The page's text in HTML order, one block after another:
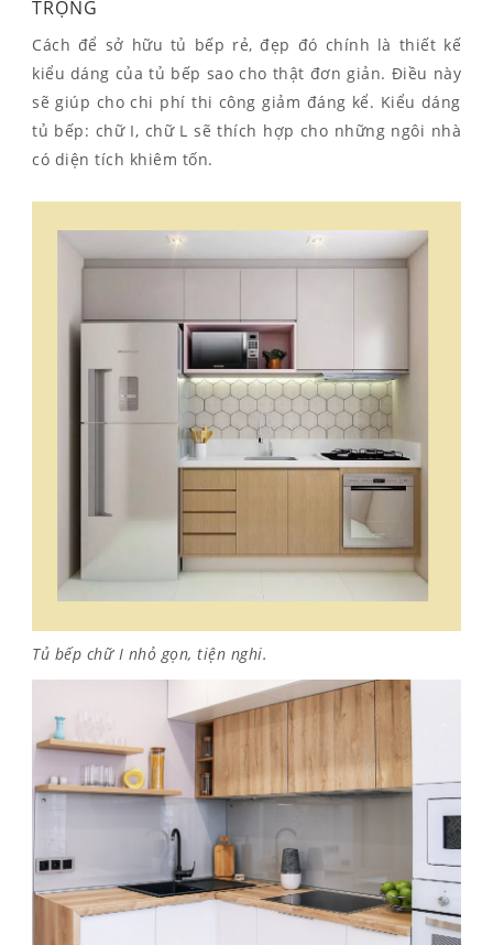
TRỌNG
Cách để sở hữu tủ bếp rẻ, đẹp đó chính là thiết kế
kiểu dáng của tủ bếp sao cho thật đơn giản. Điều này
sẽ giúp cho chi phí thi công giảm đáng kể. Kiểu dáng
tủ bếp: chữ I, chữ L sẽ thích hợp cho những ngôi nhà
có diện tích khiêm tốn.
Tủ bếp chữ I nhỏ gọn, tiện nghi.